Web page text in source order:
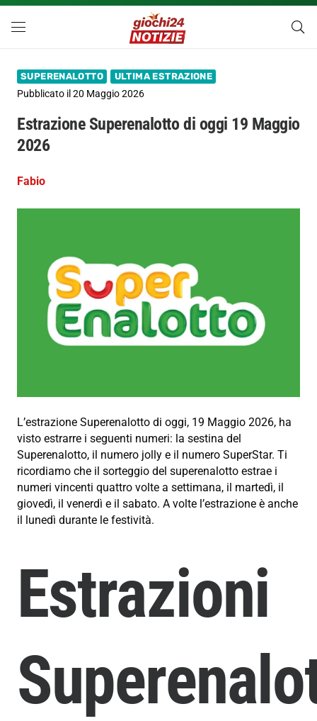
SUPERENALOTTO ULTIMA ESTRAZIONE
Pubblicato il 20 Maggio 2026
Estrazione Superenalotto di oggi 19 Maggio
2026
Fabio
L’estrazione Superenalotto di oggi, 19 Maggio 2026, ha
visto estrarre i seguenti numeri: la sestina del
Superenalotto, il numero jolly e il numero SuperStar. Ti
ricordiamo che il sorteggio del superenalotto estrae i
numeri vincenti quattro volte a settimana, il martedì, il
giovedì, il venerdì e il sabato. A volte l’estrazione è anche
il lunedì durante le festività.
Estrazioni